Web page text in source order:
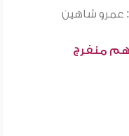
شاهين
منفرج